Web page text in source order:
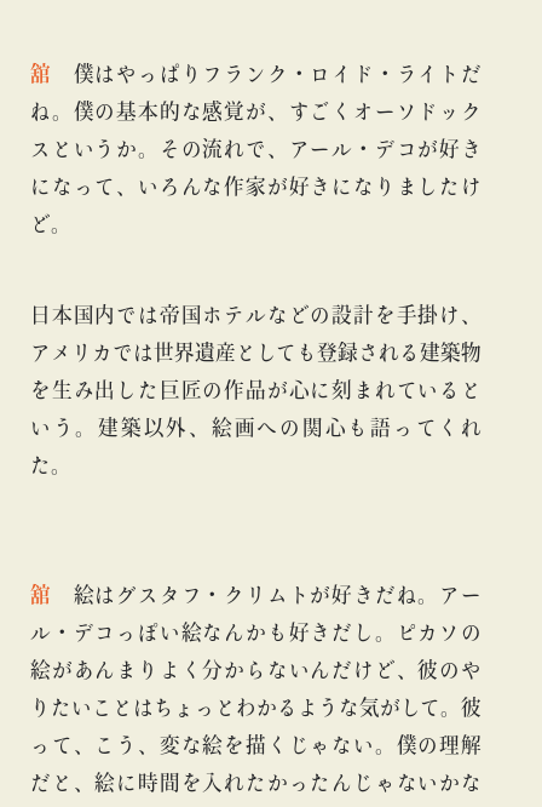
舘
僕はやっぱりフランク・ロイド・ライトだ
ね。僕の基本的な感覚が、すごくオーソドック
スというか。その流れで、アール・デコが好き
になって、いろんな作家が好きになりましたけ
ど。
日本国内では帝国ホテルなどの設計を手掛け、
アメリカでは世界遺産としても登録される建築物
を生み出した巨匠の作品が心に刻まれていると
いう。建築以外、絵画への関心も語ってくれ
た。
舘
絵はグスタフ・クリムトが好きだね。アー
ル・デコっぽい絵なんかも好きだし。ピカソの
絵があんまりよく分からないんだけど、彼のや
りたいことはちょっとわかるような気がして。彼
って、こう、変な絵を描くじゃない。僕の理解
だと、絵に時間を入れたかったんじゃないかな